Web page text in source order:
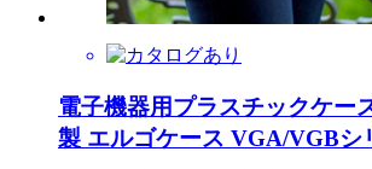
電子機器用プラスチックケー
製 エルゴケース VGA/VGBシ